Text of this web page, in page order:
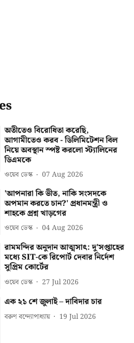
অতীতেও বিরোধিতা করেছি,
আগামীতেও করব - ডিলিমিটেশন বিল
নিয়ে অবস্থান স্পষ্ট করলো স্ট্যালিনের
ডিএমকে
ওয়েব ডেস্ক 07 Aug 2026
'আপনারা কি ভীত, নাকি সংসদকে
অপমান করতে চান?' প্রধানমন্ত্রী ও
শাহকে প্রশ্ন খাড়গের
ওয়েব ডেস্ক 04 Aug 2026
রামমন্দির অনুদান আত্মসাৎ: দু'সপ্তাহের
মধ্যে SIT-কে রিপোর্ট দেবার নির্দেশ
সুপ্রিম কোর্টের
ওয়েব ডেস্ক 27 Jul 2026
এক ২১ শে জুলাই – দাবিদার চার
বরুণ বন্দ্যোপাধ্যায় 19 Jul 2026